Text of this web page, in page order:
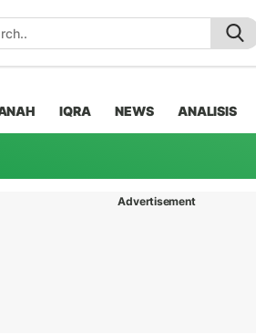
IQRA NEWS ANALISIS
Advertisement